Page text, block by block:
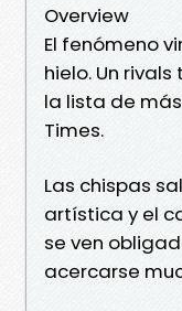
Overview
El fenómeno
hielo. Un
la lista de
Times.
Las chispas
artística y el
se ven
acercarse